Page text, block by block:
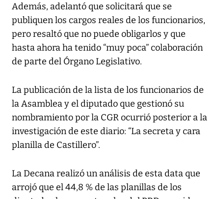
Además, adelantó que solicitará que se
publiquen los cargos reales de los funcionarios,
pero resaltó que no puede obligarlos y que
hasta ahora ha tenido “muy poca” colaboración
de parte del Órgano Legislativo.
La publicación de la lista de los funcionarios de
la Asamblea y el diputado que gestionó su
nombramiento por la CGR ocurrió posterior a la
investigación de este diario: “La secreta y cara
planilla de Castillero”.
La Decana realizó un análisis de esta data que
arrojó que el 44,8 % de las planillas de los